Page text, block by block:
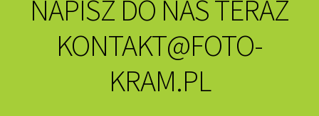
NAPISZ DO NAS TERAZ
KONTAKT@FOTO-
KRAM.PL